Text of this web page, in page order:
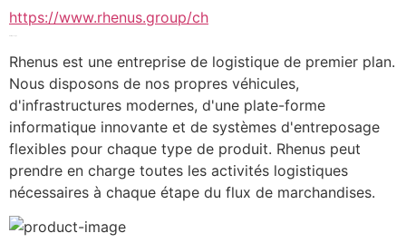
https://www.rhenus.group/ch
Rhenus est une entreprise de logistique de premier plan.
Nous disposons de nos propres véhicules,
d'infrastructures modernes, d'une plate-forme
informatique innovante et de systèmes d'entreposage
flexibles pour chaque type de produit. Rhenus peut
prendre en charge toutes les activités logistiques
nécessaires à chaque étape du flux de marchandises.